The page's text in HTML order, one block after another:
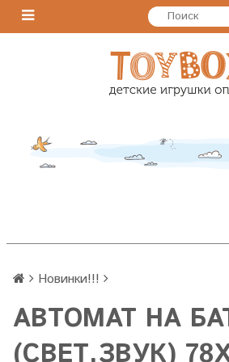
Новинки!!!
АВТОМАТ НА